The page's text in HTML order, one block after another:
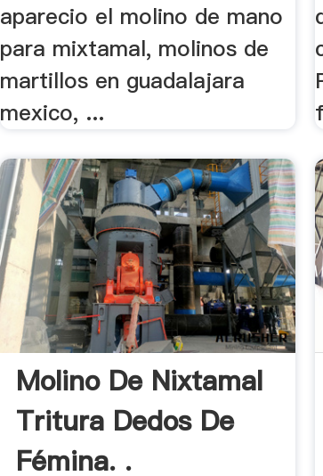
aparecio el molino de mano
para mixtamal, molinos de
martillos en guadalajara
mexico, ...
Molino De Nixtamal
Tritura Dedos De
Fémina. .